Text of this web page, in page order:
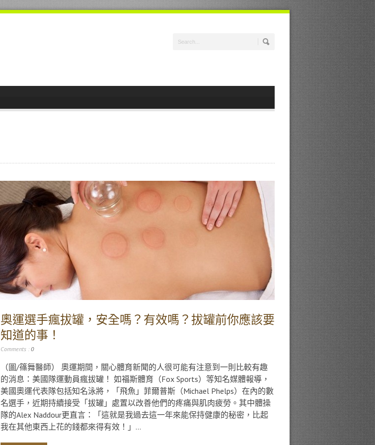
奧運選手瘋拔罐，安全嗎？有效嗎？拔罐前你應該要
知道的事！
Comments : 0
（圖/篠舞醫師） 奧運期間，關心體育新聞的人很可能有注意到一則比較有趣
的消息：美國隊運動員瘋拔罐！ 如福斯體育（Fox Sports）等知名媒體報導，
美國奧運代表隊包括知名泳將，「飛魚」菲爾普斯（Michael Phelps）在內的數
名選手，近期持續接受「拔罐」處置以改善他們的疼痛與肌肉疲勞。其中體操
隊的Alex Naddour更直言：「這就是我過去這一年來能保持健康的秘密，比起
我在其他東西上花的錢都來得有效！」...